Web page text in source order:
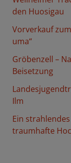
n
:
den Huosigau
Vorverkauf
uma“
Gröbenzell –
Beisetzung
Ilm
Ein
traumhafte